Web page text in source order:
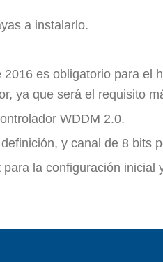
a instalarlo.
es obligatorio para el
ya que será el requisito
WDDM 2.0.
y canal de 8 bits
la configuración inicial